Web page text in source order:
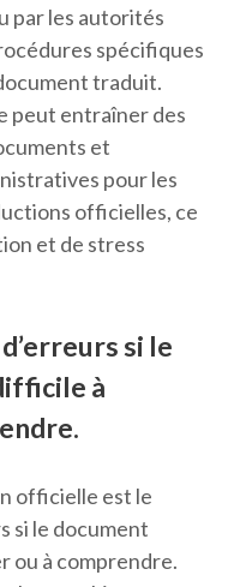
par les autorités
spécifiques
traduit.
peut entraîner des
et
pour les
officielles, ce
et de stress
si le
à
officielle est le
si le document
ou à comprendre.